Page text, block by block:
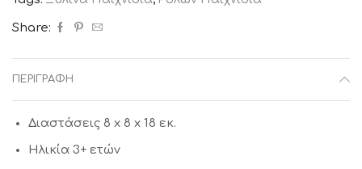
Share:
ΠΕΡΙΓΡΑΦΉ
Διαστάσεις 8 x 8 x 18 εκ.
Ηλικία 3+ ετών